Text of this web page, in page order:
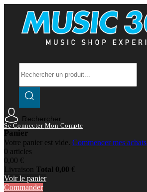
Rechercher
Se Connecter Mon Compte
Panier
Votre panier est vide. Commencer mes achats
0 articles
0,00 €
Livraison Total 0,00 €
Voir le panier
Commander